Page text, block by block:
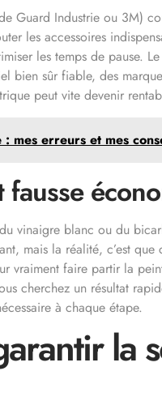
Guard Industrie ou 3M)
les accessoires
les temps de pause.
sûr fiable, des
peut vite devenir
: mes erreurs et mes
vinaigre blanc ou du
mais la réalité, c’est que
vraiment faire partir la
cherchez un résultat
à chaque étape.
la